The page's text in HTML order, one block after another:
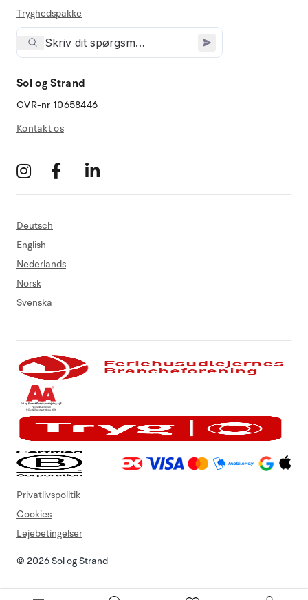
Tryghedspakke
Sol og Strand
CVR-nr 10658446
Kontakt os
Deutsch
English
Nederlands
Norsk
Svenska
© 2026 Sol og Strand
Privatlivspolitik
Cookies
Lejebetingelser